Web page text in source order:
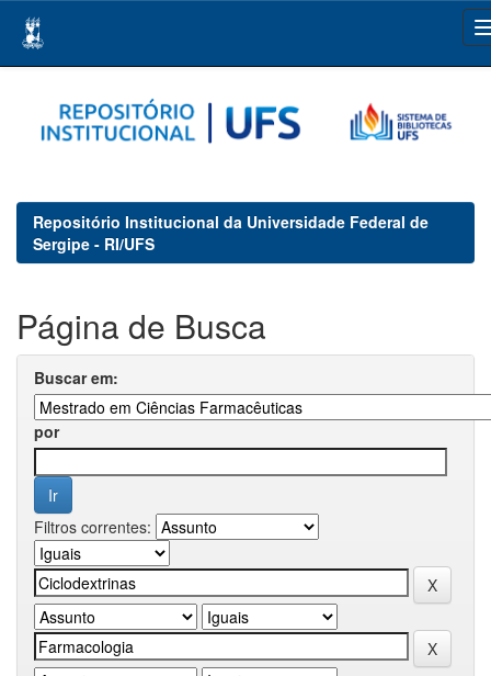
navigation
Repositório Institucional da Universidade Federal de
Sergipe - RI/UFS
Página de Busca
Buscar em:
por
Filtros correntes: